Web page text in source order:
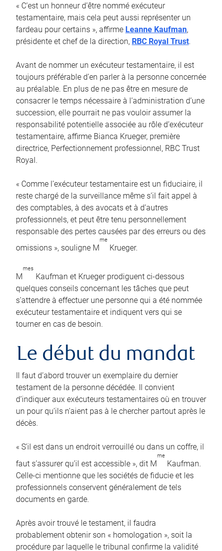
« C’est un honneur d’être nommé exécuteur
testamentaire, mais cela peut aussi représenter un
fardeau pour certains », affirme Leanne Kaufman,
présidente et chef de la direction, RBC Royal Trust.
Avant de nommer un exécuteur testamentaire, il est
toujours préférable d’en parler à la personne concernée
au préalable. En plus de ne pas être en mesure de
consacrer le temps nécessaire à l’administration d’une
succession, elle pourrait ne pas vouloir assumer la
responsabilité potentielle associée au rôle d’exécuteur
testamentaire, affirme Bianca Krueger, première
directrice, Perfectionnement professionnel, RBC Trust
Royal.
« Comme l’exécuteur testamentaire est un fiduciaire, il
reste chargé de la surveillance même s’il fait appel à
des comptables, à des avocats et à d’autres
professionnels, et peut être tenu personnellement
responsable des pertes causées par des erreurs ou des
omissions », souligne M
me
Krueger.
M
mes
Kaufman et Krueger prodiguent ci-dessous
quelques conseils concernant les tâches que peut
s’attendre à effectuer une personne qui a été nommée
exécuteur testamentaire et indiquent vers qui se
tourner en cas de besoin.
Le début du mandat
Il faut d’abord trouver un exemplaire du dernier
testament de la personne décédée. Il convient
d’indiquer aux exécuteurs testamentaires où en trouver
un pour qu’ils n’aient pas à le chercher partout après le
décès.
« S’il est dans un endroit verrouillé ou dans un coffre, il
faut s’assurer qu’il est accessible », dit M
me
Kaufman.
Celle-ci mentionne que les sociétés de fiducie et les
professionnels conservent généralement de tels
documents en garde.
Après avoir trouvé le testament, il faudra
probablement obtenir son « homologation », soit la
procédure par laquelle le tribunal confirme la validité